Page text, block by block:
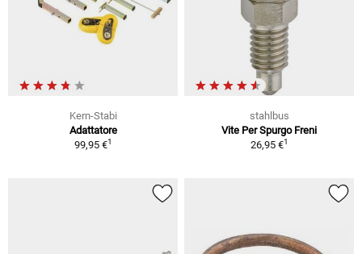
Kern-Stabi
Adattatore
99,95 €1
stahlbus
Vite Per Spurgo Freni
26,95 €1